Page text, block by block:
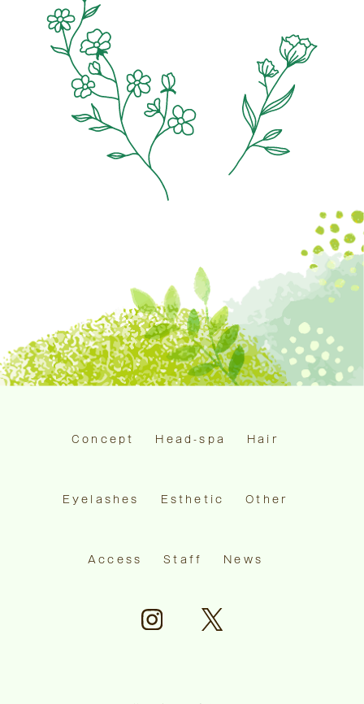
Concept Head-spa Hair
Eyelashes Esthetic Other
Access Staff News